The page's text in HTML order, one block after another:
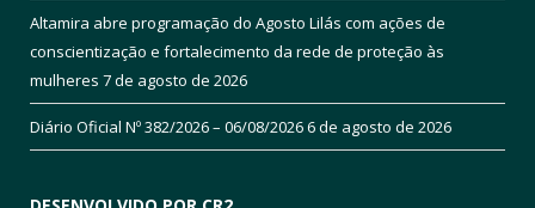
Altamira abre programação do Agosto Lilás com ações de
conscientização e fortalecimento da rede de proteção às
mulheres 7 de agosto de 2026
Diário Oficial Nº 382/2026 – 06/08/20266 de agosto de 2026